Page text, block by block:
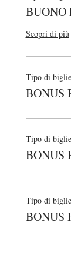
BUONO
Scopri di più
Tipo di
BONUS
Tipo di
BONUS
Tipo di
BONUS